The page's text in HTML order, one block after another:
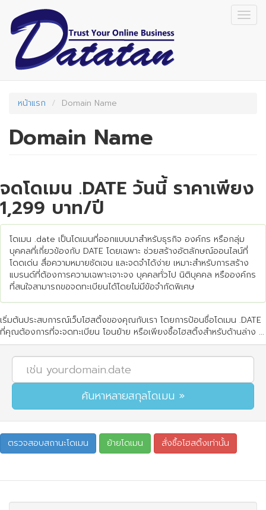
main
content
หน้าแรก Domain Name
Domain Name
จดโดเมน .DATE วันนี้ ราคาเพียง
1,299 บาท/ปี
โดเมน .date เป็นโดเมนที่ออกแบบมาสำหรับธุรกิจ องค์กร หรือกลุ่ม
บุคคลที่เกี่ยวข้องกับ DATE โดยเฉพาะ ช่วยสร้างอัตลักษณ์ออนไลน์ที่
โดดเด่น สื่อความหมายชัดเจน และจดจำได้ง่าย เหมาะสำหรับการสร้าง
แบรนด์ที่ต้องการความเฉพาะเจาะจง บุคคลทั่วไป นิติบุคคล หรือองค์กร
ที่สนใจสามารถขอจดทะเบียนได้โดยไม่มีข้อจำกัดพิเศษ
เริ่มต้นประสบการณ์เว็บโฮสติ้งของคุณกับเรา โดยการป้อนชื่อโดเมน .DATE
ที่คุณต้องการที่จะจดทะเบียน โอนย้าย หรือเพียงซื้อโฮสติ้งสำหรับด้านล่าง ...